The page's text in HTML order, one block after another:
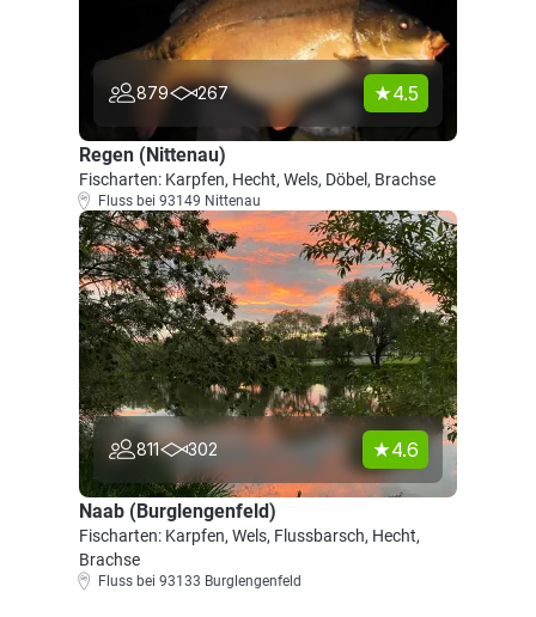
879 267 4.5
Regen (Nittenau)
Fischarten: Karpfen, Hecht, Wels, Döbel, Brachse
Fluss bei 93149 Nittenau
811 302 4.6
Naab (Burglengenfeld)
Fischarten: Karpfen, Wels, Flussbarsch, Hecht,
Brachse
Fluss bei 93133 Burglengenfeld